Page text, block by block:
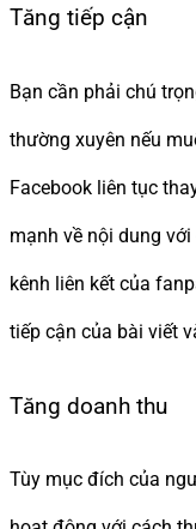
Tăng tiếp cận
Bạn cần phải chú
thường xuyên nếu
Facebook liên tục
mạnh về nội dung
kênh liên kết của
tiếp cận của bài viết
Tăng doanh thu
Tùy mục đích của